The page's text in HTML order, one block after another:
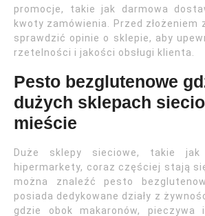
promocje, takie jak darmowa
kwoty zamówienia. Przed złożeniem
sprawdzić opinie o sklepie, aby
rzetelności i jakości obsługi klienta.
Pesto bezglutenowe
dużych sklepach
mieście
Duże sklepy sieciowe, takie jak
hipermarkety, coraz częściej stają
można znaleźć pesto
posiada dedykowane działy z
gdzie obok makaronów, pieczywa